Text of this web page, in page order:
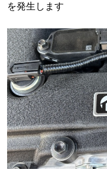
を発生します